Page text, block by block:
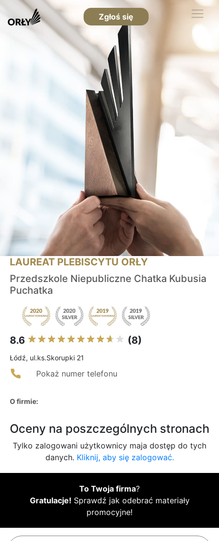
Zgłoś się
LAUREAT PLEBISCYTU ORŁY
Przedszkole Niepubliczne Chatka Kubusia
Puchatka
8.6 (8)
Łódź, ul.ks.Skorupki 21
Pokaż numer telefonu
O firmie:
Oceny na poszczególnych stronach
Tylko zalogowani użytkownicy maja dostęp do tych
danych. Kliknij, aby się zalogować.
To Twoja firma?
Gratulacje! Sprawdź jak odebrać materiały
promocyjne!